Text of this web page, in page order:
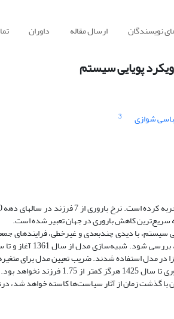
نویسندگان ارسال مقاله داوران
پویایی سیستم
شوازی
3
سیستم، با دیدی چندبعدی و غیرخطی، فرایندهای
می‌دهد در دو سناریوی شرایط
گذشت زمان از آثار سیاست‌ها کاسته خواهد شد،